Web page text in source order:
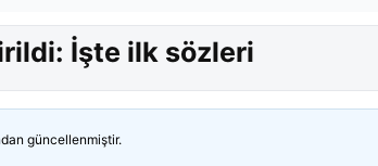
İşte ilk sözleri
güncellenmiştir.